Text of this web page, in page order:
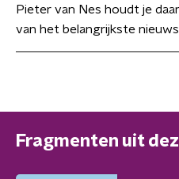
Pieter van Nes houdt je
van het belangrijkste
Fragmenten uit